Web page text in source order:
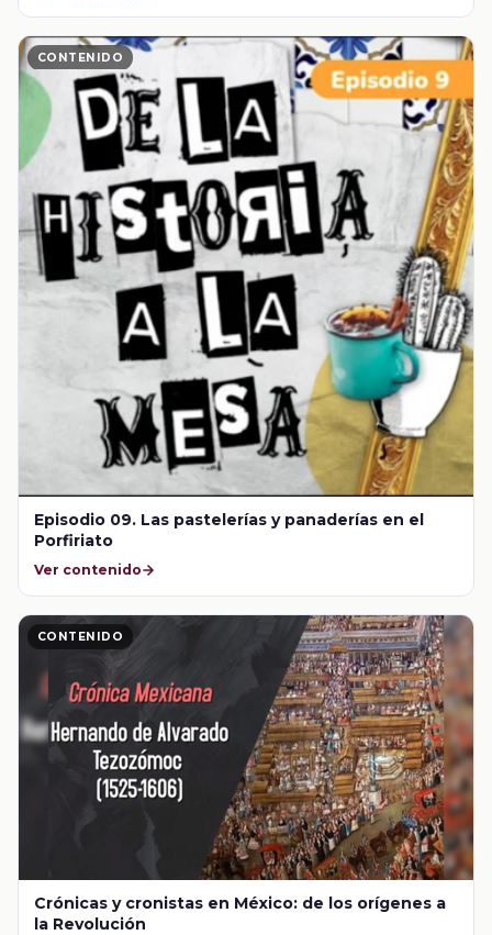
CONTENIDO
Episodio 09. Las pastelerías y panaderías en el
Porfiriato
Ver contenido
CONTENIDO
Crónicas y cronistas en México: de los orígenes a
la Revolución